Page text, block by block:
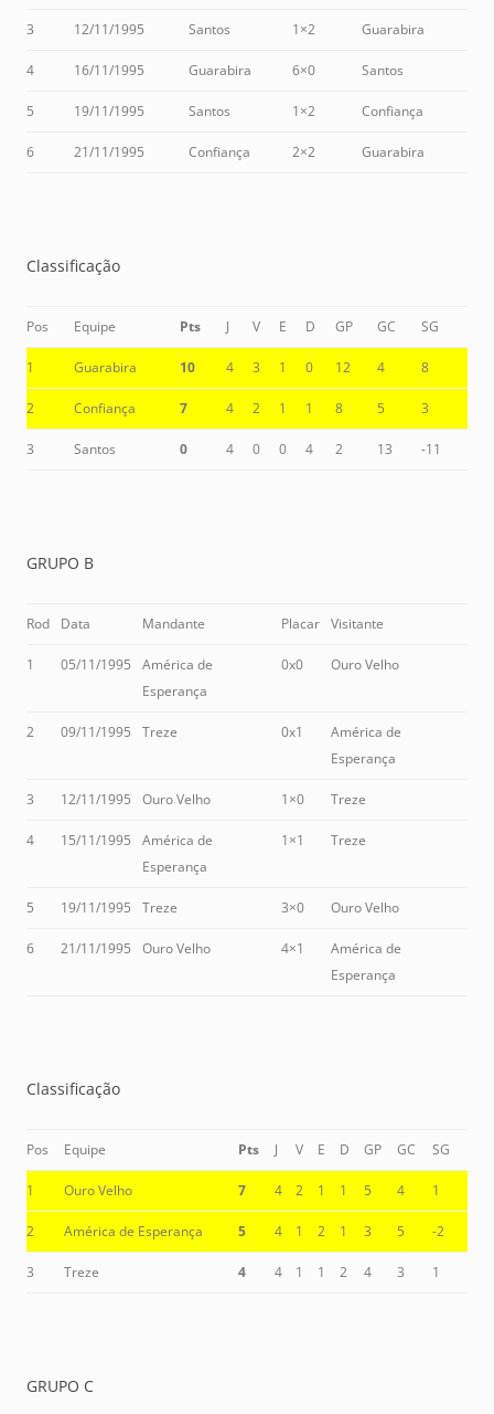
3 12/11/1995 Santos 1×2 Guarabira
4 16/11/1995 Guarabira 6×0 Santos
5 19/11/1995 Santos 1×2 Confiança
6 21/11/1995 Confiança 2×2 Guarabira
Classificação
Pos Equipe Pts J V E D GP GC SG
1 Guarabira 10 4 3 1 0 12 4 8
2 Confiança 7 4 2 1 1 8 5 3
3 Santos 0 4 0 0 4 2 13 -11
GRUPO B
Rod Data Mandante Placar Visitante
1 05/11/1995
América de
Esperança
0x0 Ouro Velho
2 09/11/1995 Treze 0x1
América de
Esperança
3 12/11/1995 Ouro Velho 1×0 Treze
4 15/11/1995
América de
Esperança
1×1 Treze
5 19/11/1995 Treze 3×0 Ouro Velho
6 21/11/1995 Ouro Velho 4×1
América de
Esperança
Classificação
Pos Equipe Pts J V E D GP GC SG
1 Ouro Velho 7 4 2 1 1 5 4 1
2 América de Esperança 5 4 1 2 1 3 5 -2
3 Treze 4 4 1 1 2 4 3 1
GRUPO C